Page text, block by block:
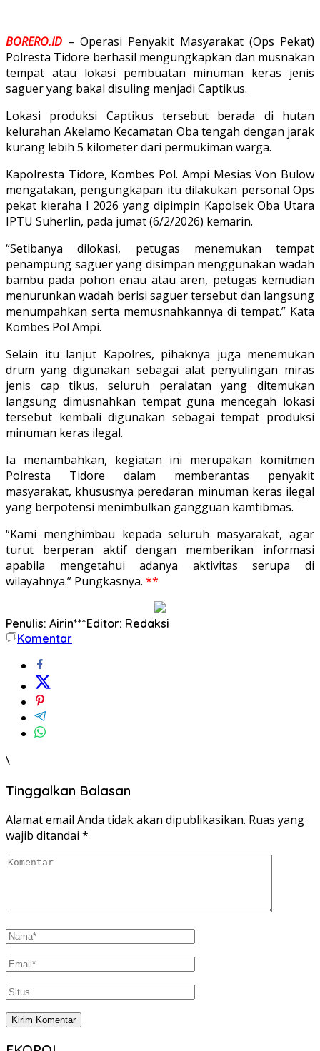
BORERO.ID – Operasi Penyakit Masyarakat (Ops Pekat)
Polresta Tidore berhasil mengungkapkan dan musnakan
tempat atau lokasi pembuatan minuman keras jenis
saguer yang bakal disuling menjadi Captikus.
Lokasi produksi Captikus tersebut berada di hutan
kelurahan Akelamo Kecamatan Oba tengah dengan jarak
kurang lebih 5 kilometer dari permukiman warga.
Kapolresta Tidore, Kombes Pol. Ampi Mesias Von Bulow
mengatakan, pengungkapan itu dilakukan personal Ops
pekat kieraha I 2026 yang dipimpin Kapolsek Oba Utara
IPTU Suherlin, pada jumat (6/2/2026) kemarin.
“Setibanya dilokasi, petugas menemukan tempat
penampung saguer yang disimpan menggunakan wadah
bambu pada pohon enau atau aren, petugas kemudian
menurunkan wadah berisi saguer tersebut dan langsung
menumpahkan serta memusnahkannya di tempat.” Kata
Kombes Pol Ampi.
Selain itu lanjut Kapolres, pihaknya juga menemukan
drum yang digunakan sebagai alat penyulingan miras
jenis cap tikus, seluruh peralatan yang ditemukan
langsung dimusnahkan tempat guna mencegah lokasi
tersebut kembali digunakan sebagai tempat produksi
minuman keras ilegal.
Ia menambahkan, kegiatan ini merupakan komitmen
Polresta Tidore dalam memberantas penyakit
masyarakat, khususnya peredaran minuman keras ilegal
yang berpotensi menimbulkan gangguan kamtibmas.
“Kami menghimbau kepada seluruh masyarakat, agar
turut berperan aktif dengan memberikan informasi
apabila mengetahui adanya aktivitas serupa di
wilayahnya.” Pungkasnya. **
Penulis: Airin***Editor: Redaksi
Komentar
\
Tinggalkan Balasan
Alamat email Anda tidak akan dipublikasikan. Ruas yang
wajib ditandai *